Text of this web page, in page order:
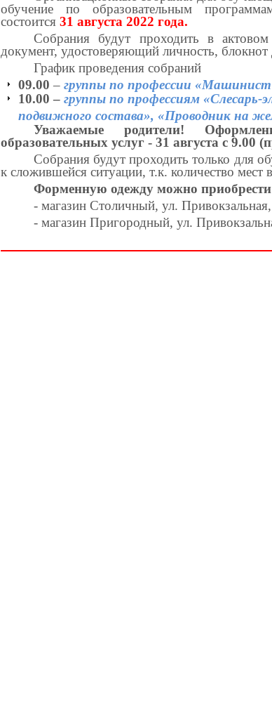
обучение по образовательным
состоится 31 августа 2022 года.
Собрания будут проходить в
документ, удостоверяющий личность, блокнот
График проведения собраний
09.00 – группы по профессии «Машинист
10.00 – группы по профессиям «Слесарь-
подвижного состава», «Проводник на
Уважаемые родители!
образовательных услуг - 31 августа с 9.00
Собрания будут проходить только для
к сложившейся ситуации, т.к. количество мест
Форменную одежду можно приобрести
- магазин Столичный, ул.
- магазин Пригородный, ул.